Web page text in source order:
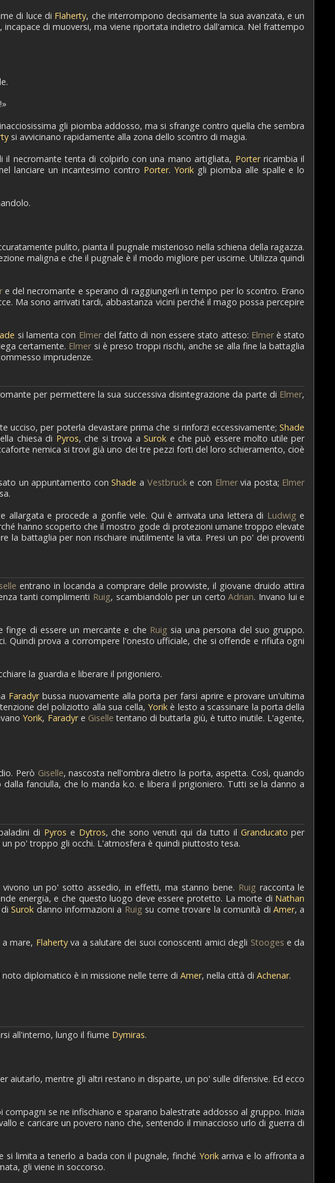
di luce di Flaherty, che interrompono decisamente la sua avanzata, e un
di muoversi, ma viene riportata indietro dall'amica. Nel frattempo
gli piomba addosso, ma si sfrange contro quella che sembra
si avvicinano rapidamente alla zona dello scontro di magia.
necromante tenta di colpirlo con una mano artigliata, Porterricambia il
lanciare un incantesimo contro Porter. Yorikgli piomba alle spalle e lo
pulito, pianta il pugnale misterioso nella schiena della ragazza.
maligna e che il pugnale è il modo migliore per uscirne. Utilizza quindi
e del necromante e sperano di raggiungerli in tempo per lo scontro. Erano
Ma sono arrivati tardi, abbastanza vicini perché il mago possa percepire
si lamenta con Elmerdel fatto di non essere stato atteso: Elmerè stato
certamente. Elmer si è preso troppi rischi, anche se alla fine la battaglia
imprudenze.
per permettere la sua successiva disintegrazione da parte di Elmer,
ucciso, per poterla devastare prima che si rinforzi eccessivamente;Shade
chiesa di Pyros, che si trova aSurok e che può essere molto utile per
nemica si trovi già uno dei tre pezzi forti del loro schieramento, cioè
un appuntamento conShade a Vestbrucke con Elmervia posta; Elmer
allargata e procede a gonfie vele. Qui è arrivata una lettera di Ludwig e
hanno scoperto che il mostro gode di protezioni umane troppo elevate
la battaglia per non rischiare inutilmente la vita. Presi un po' dei proventi
entrano in locanda a comprare delle provviste, il giovane druido attira
tanti complimenti Ruig, scambiandolo per un certoAdrian. Invano lui e
finge di essere un mercante e che Ruig sia una persona del suo gruppo.
Quindi prova a corrompere l'onesto ufficiale, che si offende e rifiuta ogni
la guardia e liberare il prigioniero.
Faradyrbussa nuovamente alla porta per farsi aprire e provare un'ultima
del poliziotto alla sua cella, Yorikè lesto a scassinare la porta della
Yorik, Faradyre Giselle tentano di buttarla giù, è tutto inutile. L'agente,
Però Giselle, nascosta nell'ombra dietro la porta, aspetta. Così, quando
fanciulla, che lo manda k.o. e libera il prigioniero. Tutti se la danno a
di Pyros e Dytros, che sono venuti qui da tutto il Granducato per
po' troppo gli occhi. L'atmosfera è quindi piuttosto tesa.
un po' sotto assedio, in effetti, ma stanno bene. Ruig racconta le
energia, e che questo luogo deve essere protetto. La morte di Nathan
diSurok danno informazioni a Ruig su come trovare la comunità di Amer, a
mare, Flahertyva a salutare dei suoi conoscenti amici degli Stooges e da
diplomatico è in missione nelle terre di Amer, nella città di Achenar.
all'interno, lungo il fiume Dymiras.
aiutarlo, mentre gli altri restano in disparte, un po' sulle difensive. Ed ecco
se ne infischiano e sparano balestrate addosso al gruppo. Inizia
e caricare un povero nano che, sentendo il minaccioso urlo di guerra di
limita a tenerlo a bada con il pugnale, finché Yorikarriva e lo affronta a
gli viene in soccorso.